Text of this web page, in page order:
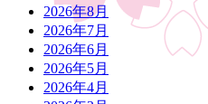
2026年8月
2026年7月
2026年6月
2026年5月
2026年4月